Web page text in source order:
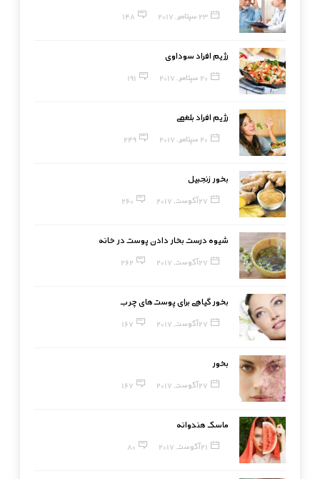
23 سپتامبر, 2017 148
رژیم افراد سوداوی
20 سپتامبر, 2017 191
رژیم افراد بلغمی
20 سپتامبر, 2017 249
بخور زنجبیل
27 آگوست, 2017 260
شیوه درست بخار دادن پوست در خانه
27 آگوست, 2017 262
بخور گیاهی برای پوست‌های چرب
27 آگوست, 2017 167
بخور
27 آگوست, 2017 167
ماسک هندوانه
21 آگوست, 2017 80